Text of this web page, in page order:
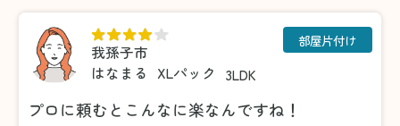
我孫子市
はなまる
XLパック 3LDK
部屋片付け
プロに頼むとこんなに楽なんですね！